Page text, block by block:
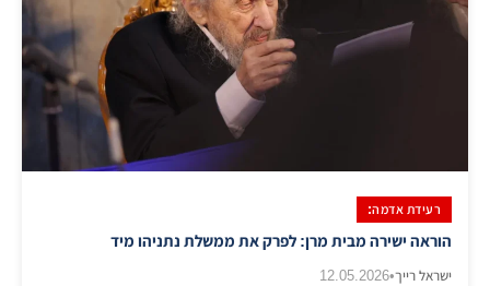
רעידת אדמה:
הוראה ישירה מבית מרן: לפרק את ממשלת נתניהו מיד
ישראל רייך•
12.05.2026